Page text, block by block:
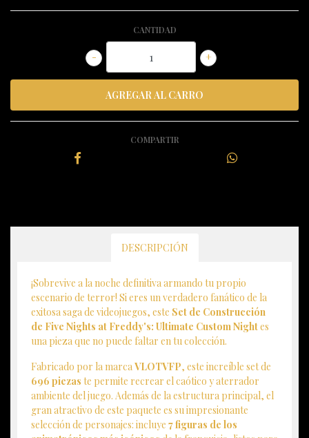
CANTIDAD
+
-
COMPARTIR
DESCRIPCIÓN
¡Sobrevive a la noche definitiva armando tu propio
escenario de terror! Si eres un verdadero fanático de la
exitosa saga de videojuegos, este Set de Construcción
de Five Nights at Freddy's: Ultimate Custom Nightes
una pieza que no puede faltar en tu colección.
Fabricado por la marca VLOTVFP, este increíble set de
696 piezas te permite recrear el caótico y aterrador
ambiente del juego. Además de la estructura principal, el
gran atractivo de este paquete es su impresionante
selección de personajes: incluye 7 figuras de los